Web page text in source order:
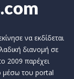
να εκδίδεται
διανομή σε
2009 παρέχει
μέσω του portal